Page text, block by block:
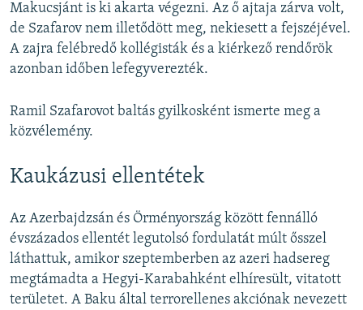
Makucsjánt is ki akarta végezni. Az ő ajtaja zárva volt,
de Szafarov nem illetődött meg, nekiesett a fejszéjével.
A zajra felébredő kollégisták és a kiérkező rendőrök
azonban időben lefegyverezték.
Ramil Szafarovot baltás gyilkosként ismerte meg a
közvélemény.
Kaukázusi ellentétek
Az Azerbajdzsán és Örményország között fennálló
évszázados ellentét legutolsó fordulatát múlt ősszel
láthattuk, amikor szeptemberben az azeri hadsereg
megtámadta a Hegyi-Karabahként elhíresült, vitatott
területet. A Baku által terrorellenes akciónak nevezett